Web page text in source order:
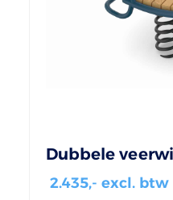
Dubbele
2.435,- excl. btw